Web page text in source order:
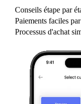
Conseils étape par
Paiements faciles
Processus d'achat